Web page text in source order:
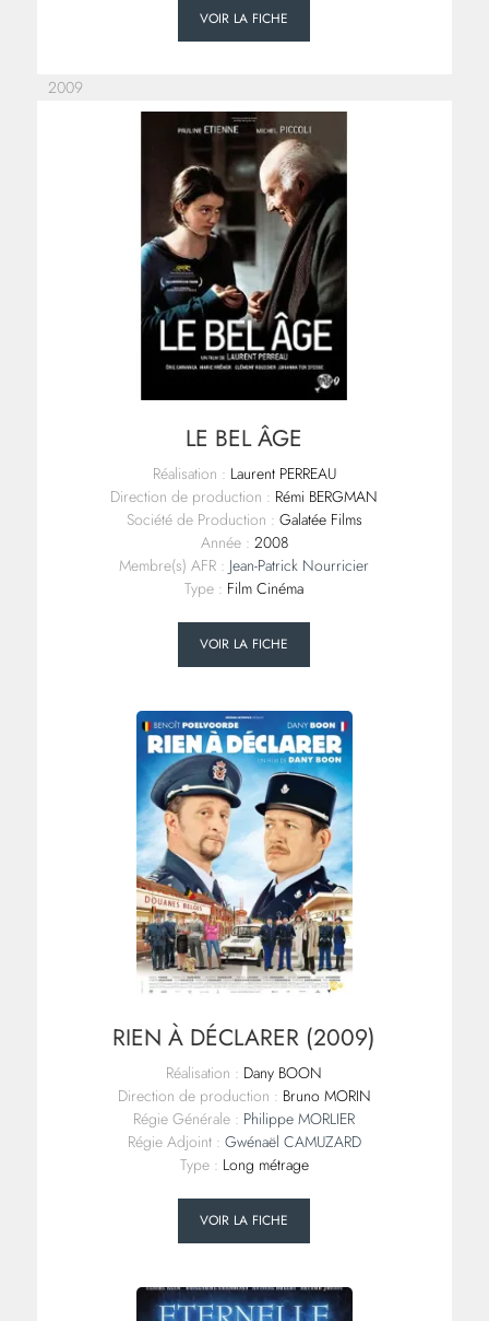
VOIR LA FICHE
2009
LE BEL ÂGE
Réalisation : Laurent PERREAU
Direction de production : Rémi BERGMAN
Société de Production : Galatée Films
Année : 2008
Membre(s) AFR : Jean-Patrick Nourricier
Type : Film Cinéma
VOIR LA FICHE
RIEN À DÉCLARER (2009)
Réalisation : Dany BOON
Direction de production : Bruno MORIN
Régie Générale : Philippe MORLIER
Régie Adjoint : Gwénaël CAMUZARD
Type : Long métrage
VOIR LA FICHE